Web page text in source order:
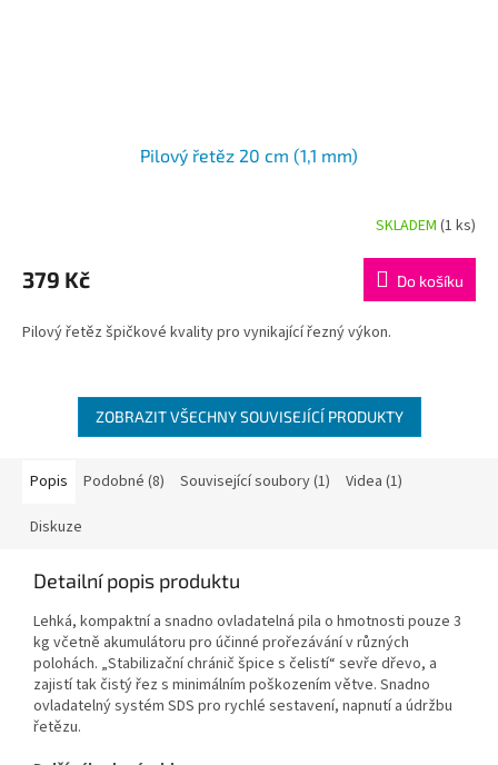
Pilový řetěz 20 cm (1,1 mm)
SKLADEM (1 ks)
379 Kč Do košíku
Pilový řetěz špičkové kvality pro vynikající řezný výkon.
ZOBRAZIT VŠECHNY SOUVISEJÍCÍ PRODUKTY
Popis Podobné (8) Související soubory (1) Videa (1)
Diskuze
Detailní popis produktu
Lehká, kompaktní a snadno ovladatelná pila o hmotnosti pouze 3
kg včetně akumulátoru pro účinné prořezávání v různých
polohách. „Stabilizační chránič špice s čelistí“ sevře dřevo, a
zajistí tak čistý řez s minimálním poškozením větve. Snadno
ovladatelný systém SDS pro rychlé sestavení, napnutí a údržbu
řetězu.